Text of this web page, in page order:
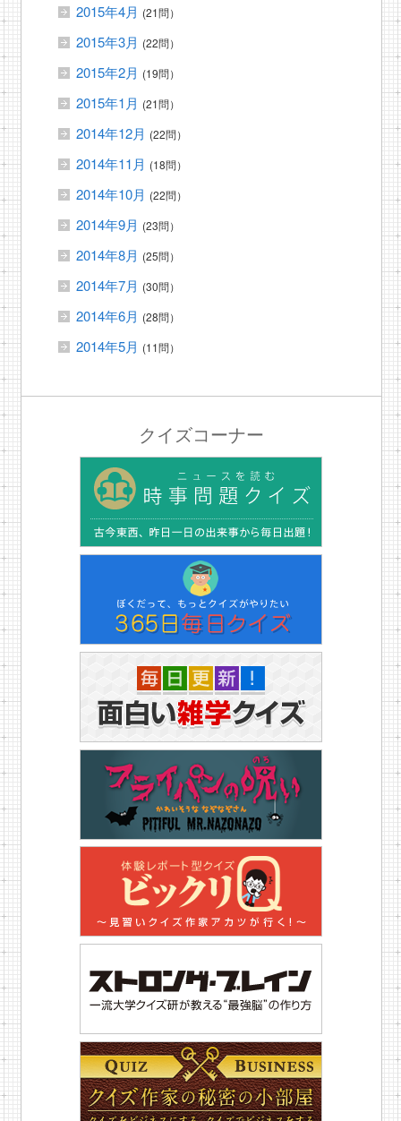
2015年4月 (21問）
2015年3月 (22問）
2015年2月 (19問）
2015年1月 (21問）
2014年12月 (22問）
2014年11月 (18問）
2014年10月 (22問）
2014年9月 (23問）
2014年8月 (25問）
2014年7月 (30問）
2014年6月 (28問）
2014年5月 (11問）
クイズコーナー